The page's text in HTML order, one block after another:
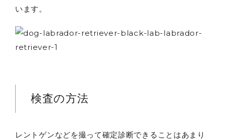
います。
検査の方法
レントゲンなどを撮って確定診断できることはあまり